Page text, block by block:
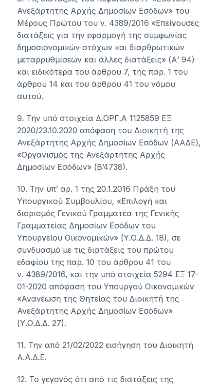
Ανεξάρτητης Αρχής Δημοσίων Εσόδων» του
Μέρους Πρώτου του ν. 4389/2016 «Επείγουσες
διατάξεις για την εφαρμογή της συμφωνίας
δημοσιονομικών στόχων και διαρθρωτικών
μεταρρυθμίσεων και άλλες διατάξεις» (Α’ 94)
και ειδικότερα του άρθρου 7, της παρ. 1 του
άρθρου 14 και του άρθρου 41 του νόμου
αυτού.
9. Την υπό στοιχεία Δ.ΟΡΓ.Α 1125859 ΕΞ
2020/23.10.2020 απόφαση του Διοικητή της
Ανεξάρτητης Αρχής Δημοσίων Εσόδων (ΑΑΔΕ),
«Οργανισμός της Ανεξάρτητης Αρχής
Δημοσίων Εσόδων» (Β’4738).
10. Την υπ’ αρ. 1 της 20.1.2016 Πράξη του
Υπουργικού Συμβουλίου, «Επιλογή και
διορισμός Γενικού Γραμματέα της Γενικής
Γραμματείας Δημοσίων Εσόδων του
Υπουργείου Οικονομικών» (Υ.Ο.Δ.Δ. 18), σε
συνδυασμό με τις διατάξεις του πρώτου
εδαφίου της παρ. 10 του άρθρου 41 του
ν. 4389/2016, και την υπό στοιχεία 5294 ΕΞ 17-
01-2020 απόφαση του Υπουργού Οικονομικών
«Ανανέωση της Θητείας του Διοικητή της
Ανεξάρτητης Αρχής Δημοσίων Εσόδων»
(Υ.Ο.Δ.Δ. 27).
11. Την από 21/02/2022 εισήγηση του Διοικητή
Α.Α.Δ.Ε.
12. Το γεγονός ότι από τις διατάξεις της